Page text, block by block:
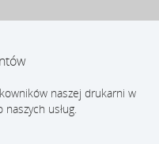
naszej drukarni w
usług.